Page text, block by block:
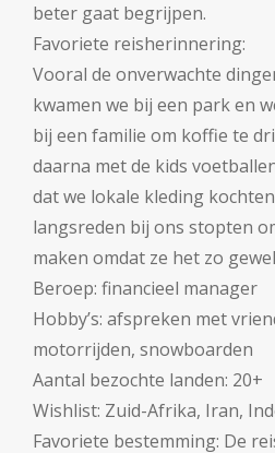
beter gaat begrijpen.
Favoriete reisherinnering:
Vooral de onverwachte
kwamen we bij een park en
bij een familie om koffie te
daarna met de kids
dat we lokale kleding
langsreden bij ons stopten
maken omdat ze het zo
Beroep: financieel manager
Hobby’s: afspreken met
motorrijden, snowboarden
Aantal bezochte landen: 20+
Wishlist: Zuid-Afrika, Iran,
Favoriete bestemming: De